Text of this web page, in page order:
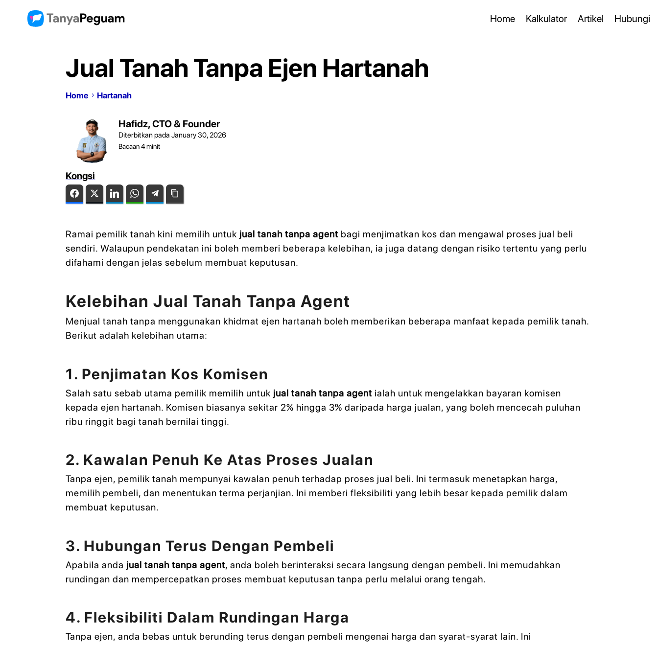
Home Kalkulator Artikel Hubungi
Jual Tanah Tanpa Ejen Hartanah
Home Hartanah
Hafidz, CTO & Founder
Diterbitkan pada January 30, 2026
Bacaan4minit
Kongsi
FacebookTwitter LinkedIn WhatsAppTelegram
Ramai pemilik tanah kini memilih untuk jual tanah tanpa agent bagi menjimatkan kos dan mengawal proses jual beli
sendiri. Walaupun pendekatan ini boleh memberi beberapa kelebihan, ia juga datang dengan risiko tertentu yang perlu
difahami dengan jelas sebelum membuat keputusan.
Kelebihan Jual Tanah Tanpa Agent
Menjual tanah tanpa menggunakan khidmat ejen hartanah boleh memberikan beberapa manfaat kepada pemilik tanah.
Berikut adalah kelebihan utama:
1. Penjimatan Kos Komisen
Salah satu sebab utama pemilik memilih untuk jual tanah tanpa agent ialah untuk mengelakkan bayaran komisen
kepada ejen hartanah. Komisen biasanya sekitar 2% hingga 3% daripada harga jualan, yang boleh mencecah puluhan
ribu ringgit bagi tanah bernilai tinggi.
2. Kawalan Penuh Ke Atas Proses Jualan
Tanpa ejen, pemilik tanah mempunyai kawalan penuh terhadap proses jual beli. Ini termasuk menetapkan harga,
memilih pembeli, dan menentukan terma perjanjian. Ini memberi fleksibiliti yang lebih besar kepada pemilik dalam
membuat keputusan.
3. Hubungan Terus Dengan Pembeli
Apabila anda jual tanah tanpa agent, anda boleh berinteraksi secara langsung dengan pembeli. Ini memudahkan
rundingan dan mempercepatkan proses membuat keputusan tanpa perlu melalui orang tengah.
4. Fleksibiliti Dalam Rundingan Harga
Tanpa ejen, anda bebas untuk berunding terus dengan pembeli mengenai harga dan syarat-syarat lain. Ini